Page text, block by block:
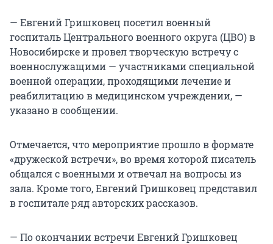
— Евгений Гришковец посетил военный
госпиталь Центрального военного округа (ЦВО) в
Новосибирске и провел творческую встречу с
военнослужащими — участниками специальной
военной операции, проходящими лечение и
реабилитацию в медицинском учреждении, —
указано в сообщении.
Отмечается, что мероприятие прошло в формате
«дружеской встречи», во время которой писатель
общался с военными и отвечал на вопросы из
зала. Кроме того, Евгений Гришковец представил
в госпитале ряд авторских рассказов.
— По окончании встречи Евгений Гришковец